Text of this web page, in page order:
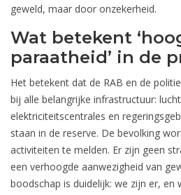
geweld, maar door onzekerheid.
Wat betekent
paraatheid’ in de
Het betekent dat de RAB en de
bij alle belangrijke infrastructuur:
elektriciteitscentrales en
staan in de reserve. De bevolking
activiteiten te melden. Er zijn geen
een verhoogde aanwezigheid van
boodschap is duidelijk: we zijn er, en